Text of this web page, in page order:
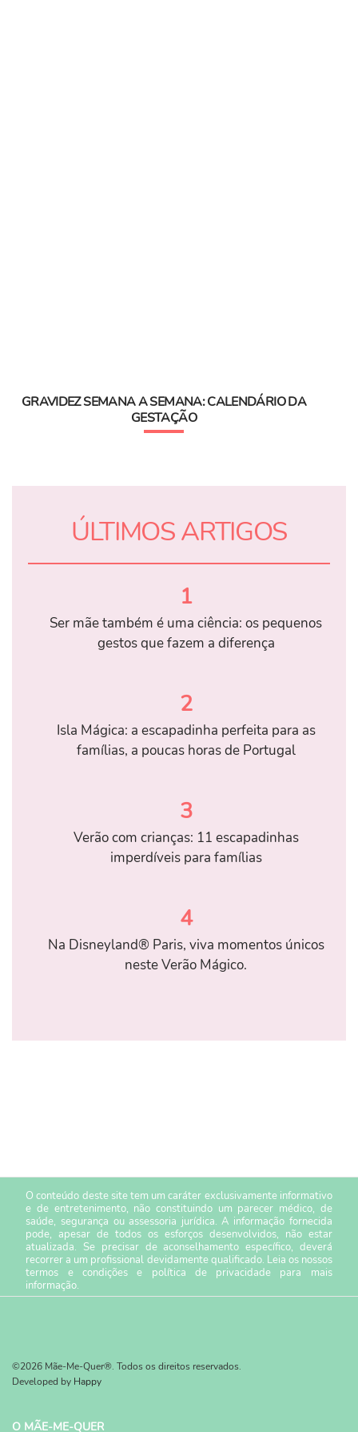
GRAVIDEZ SEMANA A SEMANA: CALENDÁRIO DA
GESTAÇÃO
ÚLTIMOS ARTIGOS
1
Ser mãe também é uma ciência: os pequenos
gestos que fazem a diferença
2
Isla Mágica: a escapadinha perfeita para as
famílias, a poucas horas de Portugal
3
Verão com crianças: 11 escapadinhas
imperdíveis para famílias
4
Na Disneyland® Paris, viva momentos únicos
neste Verão Mágico.
O conteúdo deste site tem um caráter exclusivamente informativo
e de entretenimento, não constituindo um parecer médico, de
saúde, segurança ou assessoria jurídica. A informação fornecida
pode, apesar de todos os esforços desenvolvidos, não estar
atualizada. Se precisar de aconselhamento específico, deverá
recorrer a um profissional devidamente qualificado. Leia os nossos
termos e condiçõese política de privacidade para mais
informação.
©2026 Mãe-Me-Quer®. Todos os direitos reservados.
Developed by Happy
O MÃE-ME-QUER